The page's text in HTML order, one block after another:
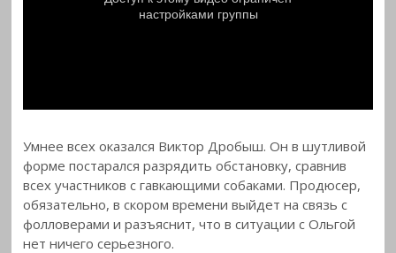
Умнее всех оказался Виктор Дробыш. Он в шутливой
форме постарался разрядить обстановку, сравнив
всех участников с гавкающими собаками. Продюсер,
обязательно, в скором времени выйдет на связь с
фолловерами и разъяснит, что в ситуации с Ольгой
нет ничего серьезного.